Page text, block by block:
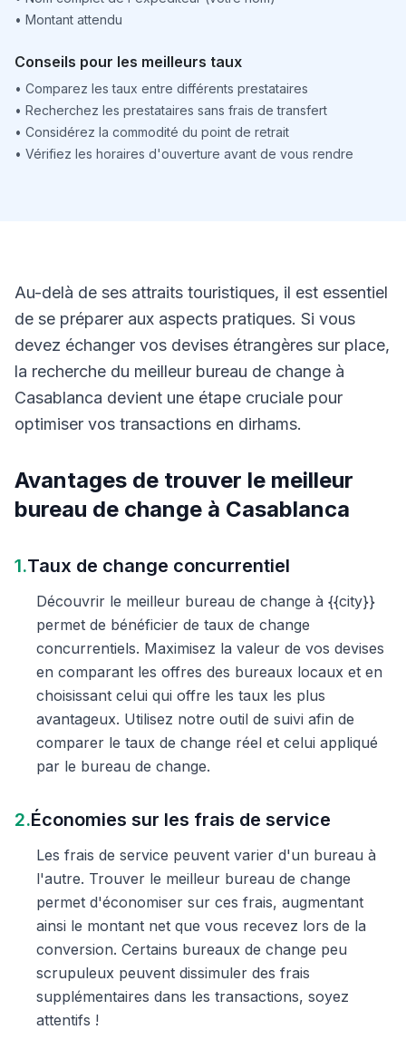
• Montant attendu
Conseils pour les meilleurs taux
• Comparez les taux entre différents prestataires
• Recherchez les prestataires sans frais de transfert
• Considérez la commodité du point de retrait
• Vérifiez les horaires d'ouverture avant de vous rendre
Au-delà de ses attraits touristiques, il est essentiel
de se préparer aux aspects pratiques. Si vous
devez échanger vos devises étrangères sur place,
la recherche du meilleur bureau de change à
Casablanca devient une étape cruciale pour
optimiser vos transactions en dirhams.
Avantages de trouver le meilleur
bureau de change à Casablanca
1.Taux de change concurrentiel
Découvrir le meilleur bureau de change à {{city}}
permet de bénéficier de taux de change
concurrentiels. Maximisez la valeur de vos devises
en comparant les offres des bureaux locaux et en
choisissant celui qui offre les taux les plus
avantageux. Utilisez notre outil de suivi afin de
comparer le taux de change réel et celui appliqué
par le bureau de change.
2.Économies sur les frais de service
Les frais de service peuvent varier d'un bureau à
l'autre. Trouver le meilleur bureau de change
permet d'économiser sur ces frais, augmentant
ainsi le montant net que vous recevez lors de la
conversion. Certains bureaux de change peu
scrupuleux peuvent dissimuler des frais
supplémentaires dans les transactions, soyez
attentifs !